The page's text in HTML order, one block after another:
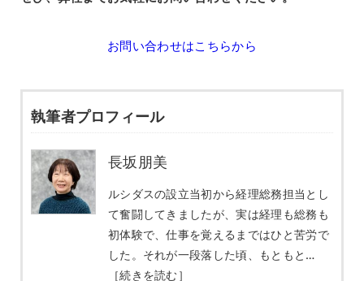
お問い合わせはこちらから
執筆者プロフィール
長坂朋美
ルシダスの設立当初から経理総務担当とし
て奮闘してきましたが、実は経理も総務も
初体験で、仕事を覚えるまではひと苦労で
した。それが一段落した頃、もともと…
［続きを読む］